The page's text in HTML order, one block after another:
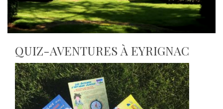
QUIZ-AVENTURES À EYRIGNAC